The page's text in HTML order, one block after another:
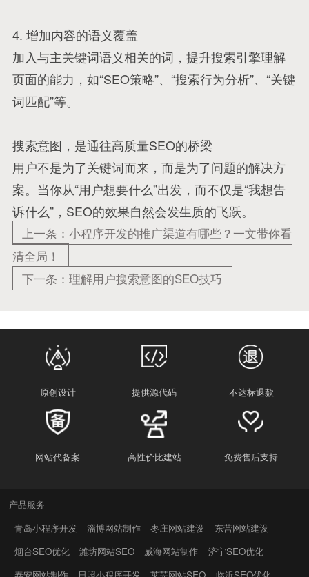
4. 增加内容的语义覆盖
加入与主关键词语义相关的词，提升搜索引擎理解
页面的能力，如“SEO策略”、“搜索行为分析”、“关键
词匹配”等。
搜索意图，是通往高质量SEO的桥梁
用户不是为了关键词而来，而是为了问题的解决方
案。当你从“用户想要什么”出发，而不仅是“我想告
诉什么”，SEO的效果自然会发生质的飞跃。
上一条：小程序开发的推广渠道有哪些？一文带你看
清全局！
下一条：理解用户搜索意图的SEO技巧
原创设计 提供源代码 不达标退款
网站代备案 高性价比建站 免费售后支持
产品服务
青岛小程序开发
淄博网站制作 枣庄网站建设
东营网站建设
烟台SEO优化
潍坊网站SEO 威海网站制作
济宁SEO优化